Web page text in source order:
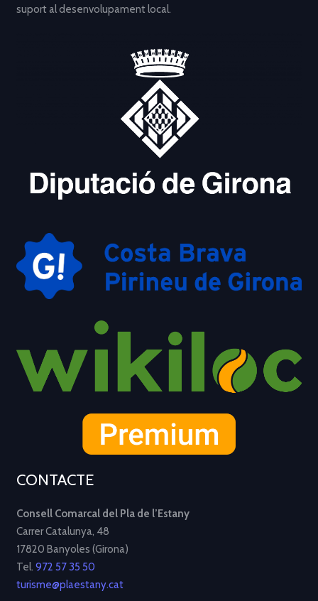
suport al desenvolupament local.
CONTACTE
Consell Comarcal del Pla de l’Estany
Carrer Catalunya, 48
17820 Banyoles (Girona)
Tel. 972 57 35 50
turisme@plaestany.cat